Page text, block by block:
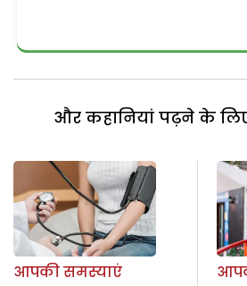
और कहानियां पढ़ने के
आपकी समस्याएं